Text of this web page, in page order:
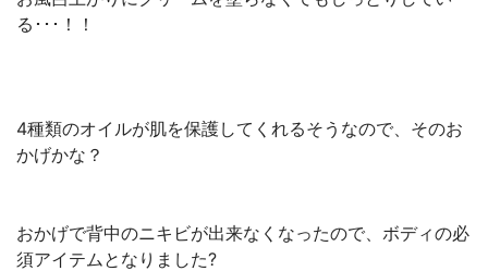
る･･･！！
4種類のオイルが肌を保護してくれるそうなので、そのお
かげかな？
おかげで背中のニキビが出来なくなったので、ボディの必
須アイテムとなりました?